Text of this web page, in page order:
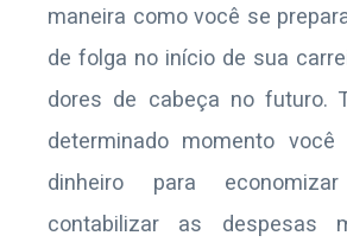
maneira como você se
de folga no início de sua
dores de cabeça no futuro.
determinado momento
dinheiro para
contabilizar as despesas